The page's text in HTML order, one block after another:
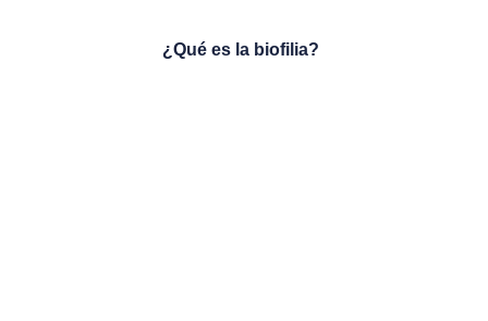
¿Qué es la biofilia?